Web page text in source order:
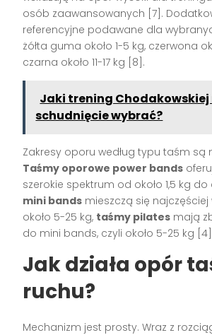
osób zaawansowanych [7].
referencyjne podawane dla
żółta guma około 1-5 kg, czerwona
czarna około 11-17 kg [8].
Jaki trening Chodakowskiej
schudnięcie wybrać?
Zakresy oporu według typu taśm są
Taśmy oporowe power bands
szerokie spektrum od około 1,5 kg do
mini bands mieszczą się najczęściej
około 5-25 kg, taśmy pilates mają
do mini bands, czyli około 5-25 kg
Jak działa opór
ruchu?
Mechanizm jest prosty. Wraz z